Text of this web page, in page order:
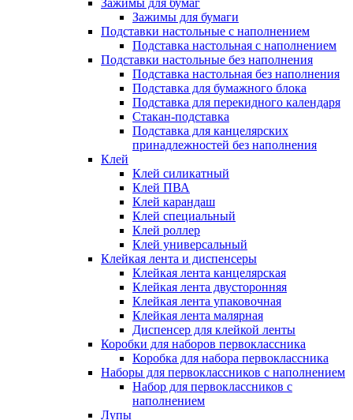
Зажимы для бумаг
Зажимы для бумаги
Подставки настольные с наполнением
Подставка настольная с наполнением
Подставки настольные без наполнения
Подставка настольная без наполнения
Подставка для бумажного блока
Подставка для перекидного календаря
Стакан-подставка
Подставка для канцелярских
принадлежностей без наполнения
Клей
Клей силикатный
Клей ПВА
Клей карандаш
Клей специальный
Клей роллер
Клей универсальный
Клейкая лента и диспенсеры
Клейкая лента канцелярская
Клейкая лента двусторонняя
Клейкая лента упаковочная
Клейкая лента малярная
Диспенсер для клейкой ленты
Коробки для наборов первоклассника
Коробка для набора первоклассника
Наборы для первоклассников с наполнением
Набор для первоклассников с
наполнением
Лупы